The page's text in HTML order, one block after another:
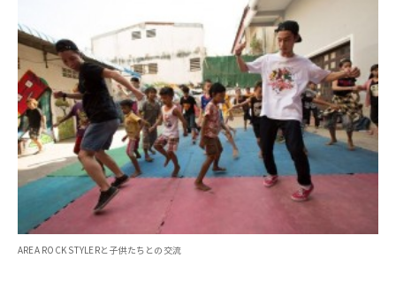
AREA ROCK STYLERと子供たちとの交流